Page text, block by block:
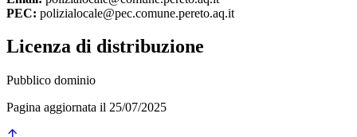
PEC: polizialocale@pec.comune.pereto.aq.it
Licenza di distribuzione
Pubblico dominio
Pagina aggiornata il 25/07/2025